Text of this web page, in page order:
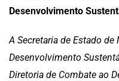
Desenvolvimento
A Secretaria de Estado
Desenvolvimento
Diretoria de Combate ao